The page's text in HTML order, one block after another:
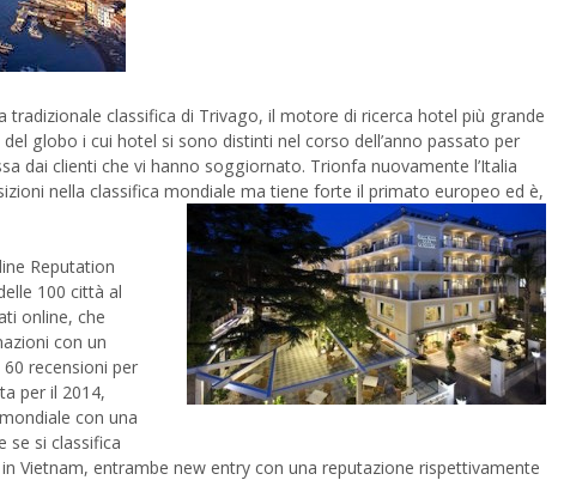
tradizionale classifica di Trivago, il motore di ricerca hotel più grande
globo i cui hotel si sono distinti nel corso dell’anno passato per
dai clienti che vi hanno soggiornato. Trionfa nuovamente l’Italia
nella classifica mondiale ma tiene forte il primato europeo ed è,
Reputation
100 città al
online, che
con un
recensioni per
per il 2014,
con una
se si classifica
Vietnam, entrambe new entry con una reputazione rispettivamente